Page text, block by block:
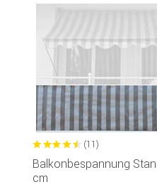
(11)
Balkonbespannung
cm